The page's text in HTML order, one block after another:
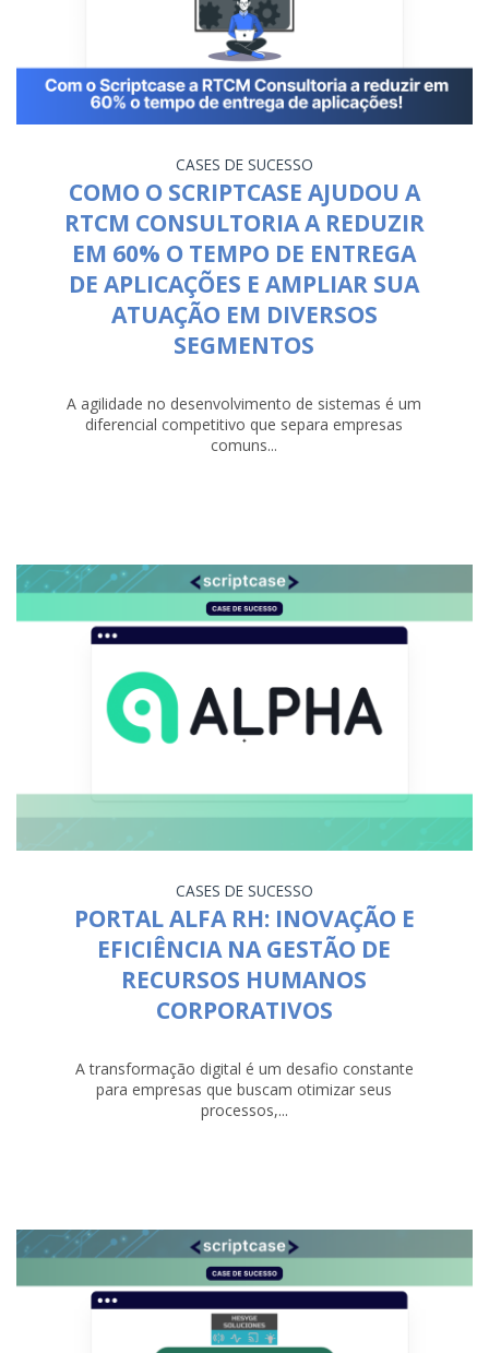
CASES DE SUCESSO
COMO O SCRIPTCASE AJUDOU A
RTCM CONSULTORIA A REDUZIR
EM 60% O TEMPO DE ENTREGA
DE APLICAÇÕES E AMPLIAR SUA
ATUAÇÃO EM DIVERSOS
SEGMENTOS
A agilidade no desenvolvimento de sistemas é um
diferencial competitivo que separa empresas
comuns...
CASES DE SUCESSO
PORTAL ALFA RH: INOVAÇÃO E
EFICIÊNCIA NA GESTÃO DE
RECURSOS HUMANOS
CORPORATIVOS
A transformação digital é um desafio constante
para empresas que buscam otimizar seus
processos,...